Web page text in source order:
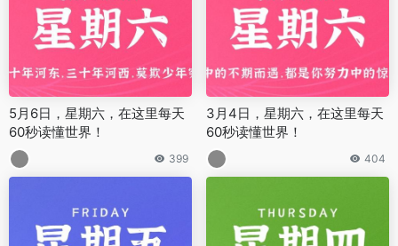
5月6日，星期六，在这里每天
60秒读懂世界！
399
3月4日，星期六，在这里每天
60秒读懂世界！
404